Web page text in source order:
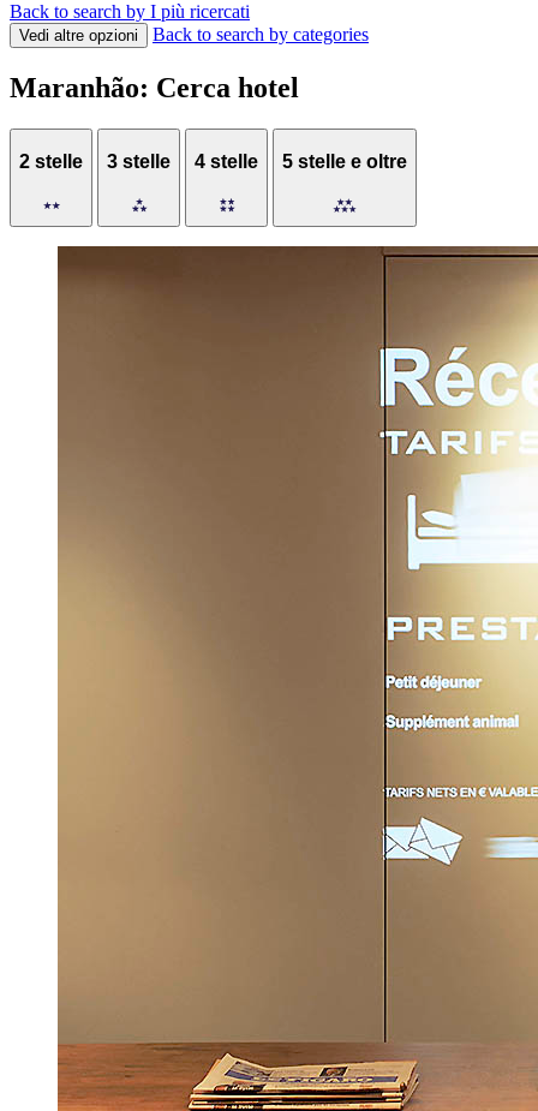
Back to search by I più ricercati
Vedi altre opzioni Back to search by categories
Maranhão: Cerca hotel
2 stelle 3 stelle 4 stelle 5 stelle e oltre